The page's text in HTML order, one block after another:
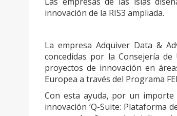
innovación de la RIS3 ampliada.
La empresa Adquiver Data &
concedidas por la Consejería
proyectos de innovación en
Europea a través del Programa
Con esta ayuda, por un
innovación ‘Q-Suite: Plataforma